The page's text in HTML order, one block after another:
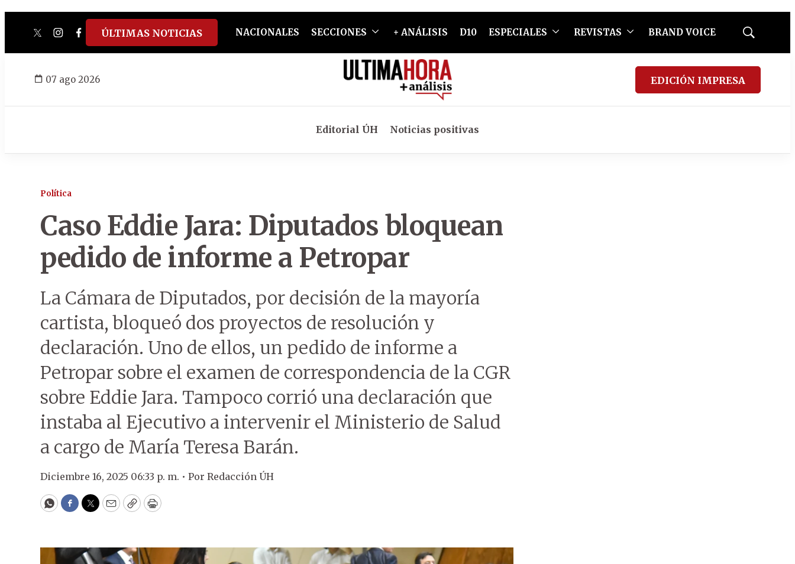
twitterinstagram
facebook
tiktokyoutube
spotify
ÚLTIMAS NOTICIAS NACIONALES SECCIONES + ANÁLISIS D10 ESPECIALES REVISTAS BRAND VOICE
Mostrar
07 ago 2026 EDICIÓN IMPRESA
Editorial ÚH Noticias positivas
Política
Caso Eddie Jara: Diputados bloquean
pedido de informe a Petropar
La Cámara de Diputados, por decisión de la mayoría
cartista, bloqueó dos proyectos de resolución y
declaración. Uno de ellos, un pedido de informe a
Petropar sobre el examen de correspondencia de la CGR
sobre Eddie Jara. Tampoco corrió una declaración que
instaba al Ejecutivo a intervenir el Ministerio de Salud
a cargo de María Teresa Barán.
Diciembre 16, 2025 06:33 p. m. • Por Redacción ÚH
WhatsApp
Facebook
Twitter
EmailCopyPrint